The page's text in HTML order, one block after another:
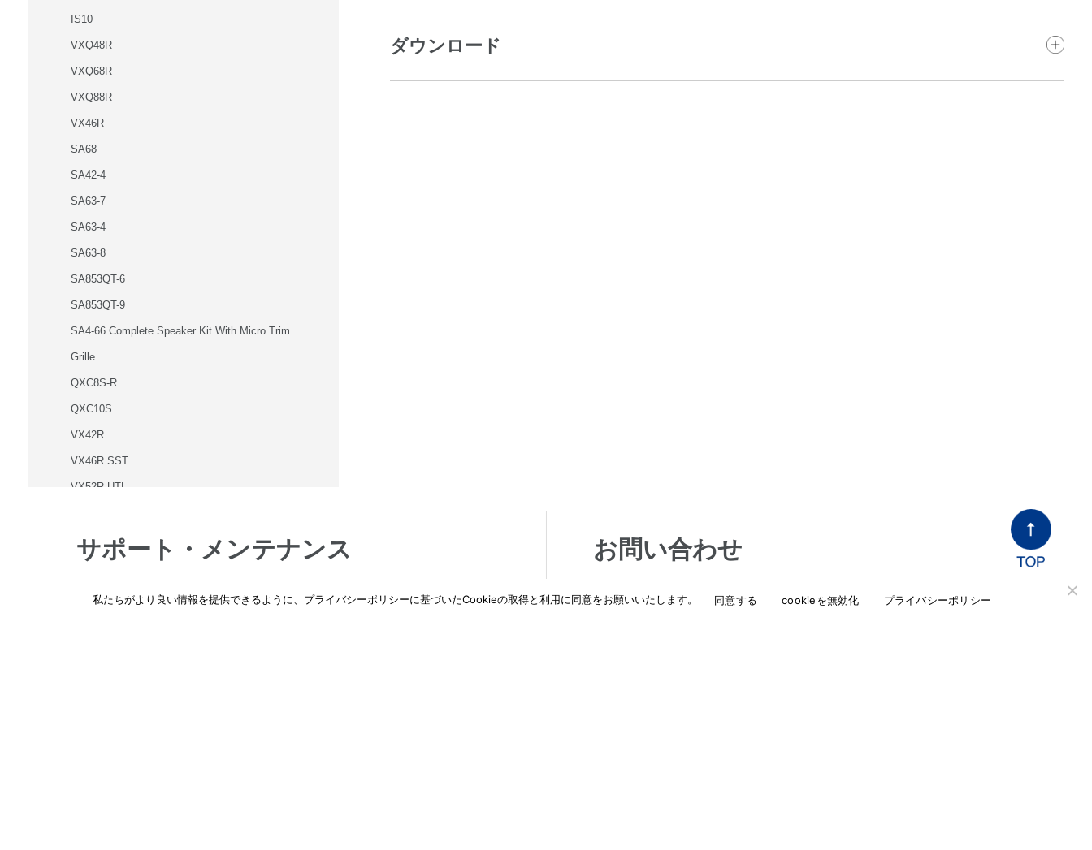
IS10
VXQ48R
VXQ68R
VXQ88R
VX46R
SA68
SA42-4
SA63-7
SA63-4
SA63-8
SA853QT-6
SA853QT-9
SA4-66 Complete Speaker Kit With Micro Trim
Grille
QXC8S-R
QXC10S
VX42R
VX46R SST
VX52R UTL
VX62R
VX62R TL
ダウンロード
サポート・メンテナンス
製品の仕様や使い方がわからない、修理や部品の交換などご相談・ご依
お問い合わせ
納入に関するご相談など、当社へのお問い合わせはこちらからお問い合
私たちがより良い情報を提供できるように、プライバシーポリシーに基づいたCookieの取得と利用に同意をお願いいたします。 同意する cookieを無効化 プライバシーポリシー